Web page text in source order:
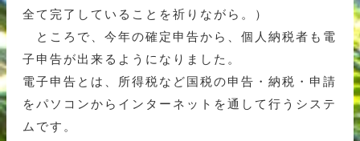
全て完了していることを祈りながら。）
ところで、今年の確定申告から、個人納税者も電
子申告が出来るようになりました。
電子申告とは、所得税など国税の申告・納税・申請
をパソコンからインターネットを通して行うシステ
ムです。